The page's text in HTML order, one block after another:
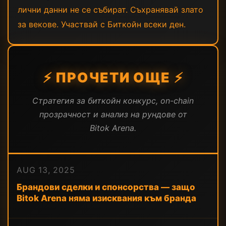
лични данни не се събират. Съхранявай злато
за векове. Участвай с Биткойн всеки ден.
⚡ ПРОЧЕТИ ОЩЕ ⚡
Стратегия за биткойн конкурс, on-chain
прозрачност и анализ на рундове от
Bitok Arena.
AUG 13, 2025
Брандови сделки и спонсорства — защо
Bitok Arena няма изисквания към бранда